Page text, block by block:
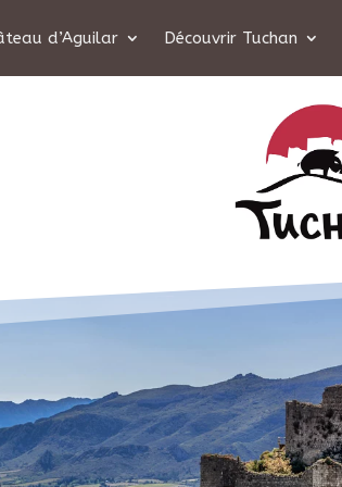
d’Aguilar Découvrir Tuchan